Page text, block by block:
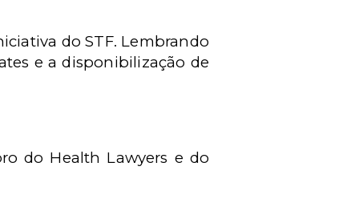
do STF. Lembrando
e a disponibilização de
do Health Lawyers e do